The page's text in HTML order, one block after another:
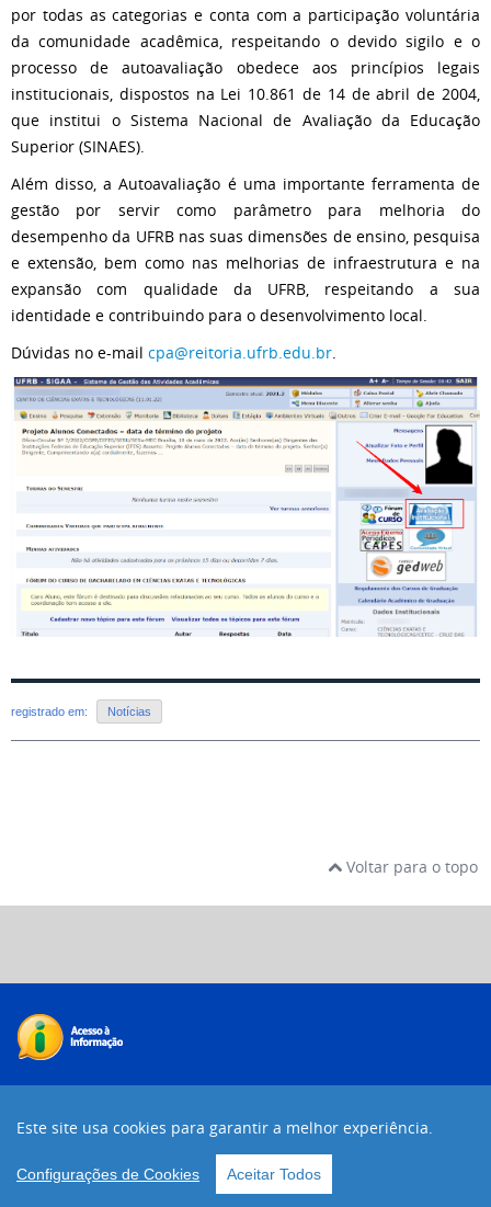
Este site usa cookies para garantir a melhor experiência.
Configurações de Cookies Aceitar Todos
por todas as categorias e conta com a participação voluntária
da comunidade acadêmica, respeitando o devido sigilo e o
processo de autoavaliação obedece aos princípios legais
institucionais, dispostos na Lei 10.861 de 14 de abril de 2004,
que institui o Sistema Nacional de Avaliação da Educação
Superior (SINAES).
Além disso, a Autoavaliação é uma importante ferramenta de
gestão por servir como parâmetro para melhoria do
desempenho da UFRB nas suas dimensões de ensino, pesquisa
e extensão, bem como nas melhorias de infraestrutura e na
expansão com qualidade da UFRB, respeitando a sua
identidade e contribuindo para o desenvolvimento local.
Dúvidas no e-mail cpa@reitoria.ufrb.edu.br.
registrado em: Notícias
Voltar para o topo
Desenvolvido com o CMS de código aberto Joomla!